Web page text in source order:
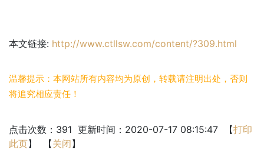
本文链接: http://www.ctllsw.com/content/?309.html
温馨提示：本网站所有内容均为原创，转载请注明出处，否则
将追究相应责任！
点击次数： 391 更新时间：2020-07-17 08:15:47 【打印
此页】 【关闭】